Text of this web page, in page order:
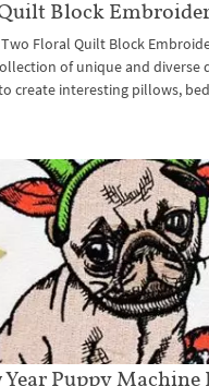
Block
Floral Quilt Block
of unique and diverse
create interesting pillows,
Year Puppy